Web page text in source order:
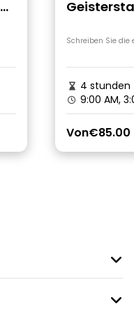
Schreiben Sie die
4 stunden
9:00 AM,
Von€85.00